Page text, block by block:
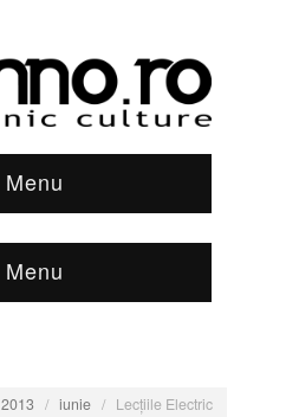
Menu
Menu
2013 / iunie / Lecțiile Electric